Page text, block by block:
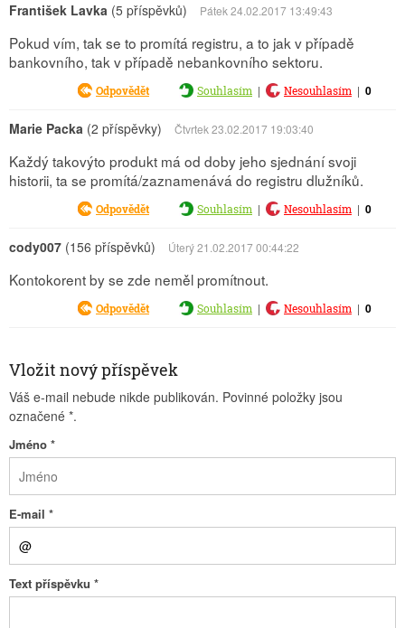
František Lavka (5 příspěvků) Pátek 24.02.2017 13:49:43
Pokud vím, tak se to promítá registru, a to jak v případě
bankovního, tak v případě nebankovního sektoru.
Odpovědět Souhlasím | Nesouhlasím | 0
Marie Packa (2 příspěvky) Čtvrtek 23.02.2017 19:03:40
Každý takovýto produkt má od doby jeho sjednání svoji
historii, ta se promítá/zaznamenává do registru dlužníků.
Odpovědět Souhlasím | Nesouhlasím | 0
cody007 (156 příspěvků) Úterý 21.02.2017 00:44:22
Kontokorent by se zde neměl promítnout.
Odpovědět Souhlasím | Nesouhlasím | 0
Vložit nový příspěvek
Váš e-mail nebude nikde publikován. Povinné položky jsou
označené *.
Jméno *
E-mail *
Text příspěvku *